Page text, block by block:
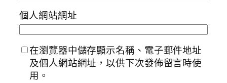
個人網站網址
在瀏覽器中儲存顯示名稱、電子郵件地址
及個人網站網址，以供下次發佈留言時使
用。